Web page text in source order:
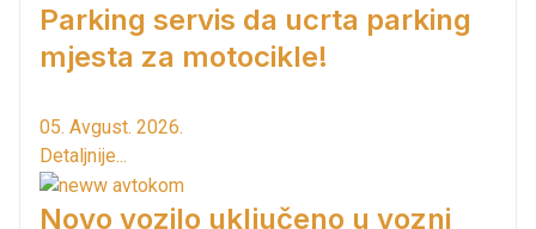
Parking servis da ucrta parking
mjesta za motocikle!
05. Avgust. 2026.
Detaljnije...
Novo vozilo uključeno u vozni